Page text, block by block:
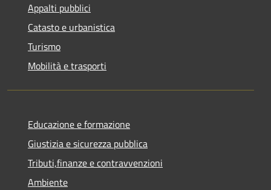
Appalti pubblici
Catasto e urbanistica
Turismo
Mobilità e trasporti
Educazione e formazione
Giustizia e sicurezza pubblica
Tributi,finanze e contravvenzioni
Ambiente